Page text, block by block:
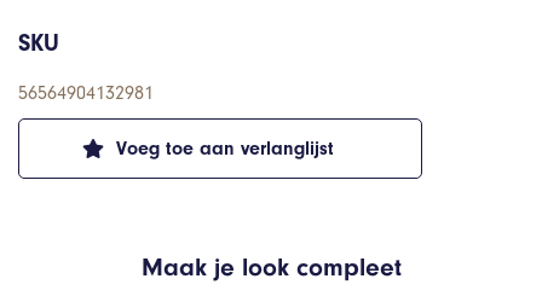
Voeg toe aan verlanglijst
SKU
56564904132981
Maak je look compleet